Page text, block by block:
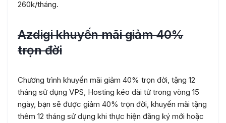
260k/tháng.
Azdigi khuyến mãi giảm 40%
trọn đời
Chương trình khuyến mãi giảm 40% trọn đời, tặng 12
tháng sử dụng VPS, Hosting kéo dài từ trong vòng 15
ngày, bạn sẽ được giảm 40% trọn đời, khuyến mãi tặng
thêm 12 tháng sử dụng khi thực hiện đăng ký mới hoặc